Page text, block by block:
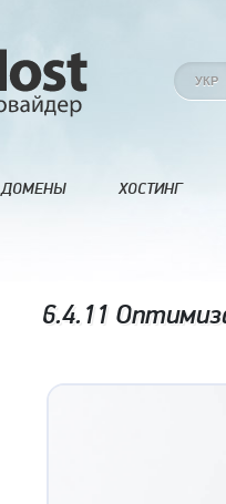
УКР
ДОМЕНЫ ХОСТИНГ
6.4.11